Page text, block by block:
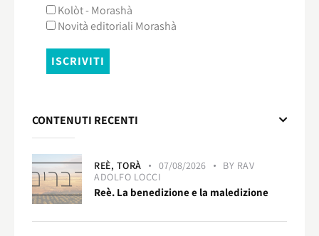
Kolòt - Morashà
Novità editoriali Morashà
CONTENUTI RECENTI
REÈ, TORÀ 07/08/2026 BY RAV
ADOLFO LOCCI
Reè. La benedizione e la maledizione